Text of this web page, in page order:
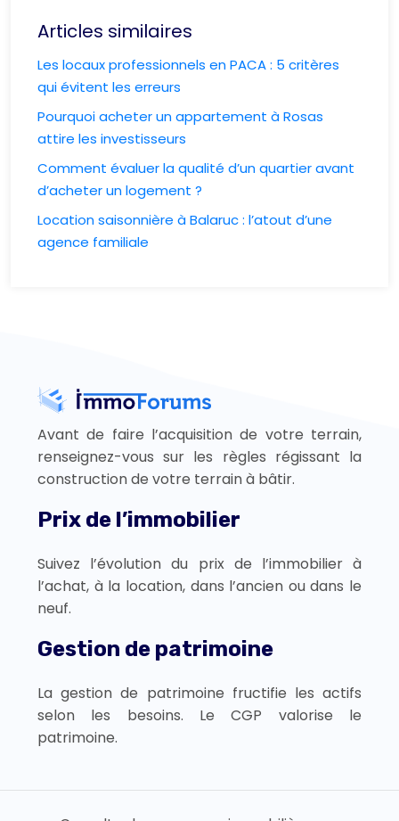
Articles similaires
Les locaux professionnels en PACA : 5 critères
qui évitent les erreurs
Pourquoi acheter un appartement à Rosas
attire les investisseurs
Comment évaluer la qualité d’un quartier avant
d’acheter un logement ?
Location saisonnière à Balaruc : l’atout d’une
agence familiale
Avant de faire l’acquisition de votre terrain,
renseignez-vous sur les règles régissant la
construction de votre terrain à bâtir.
Prix de l’immobilier
Suivez l’évolution du prix de l’immobilier à
l’achat, à la location, dans l’ancien ou dans le
neuf.
Gestion de patrimoine
La gestion de patrimoine fructifie les actifs
selon les besoins. Le CGP valorise le
patrimoine.